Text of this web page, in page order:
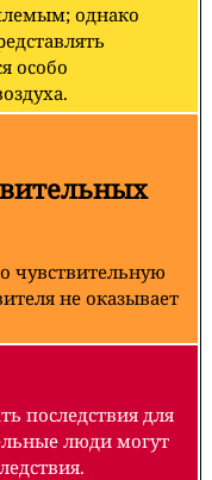
однако
особо
чувствительную
не оказывает
последствия для
люди могут